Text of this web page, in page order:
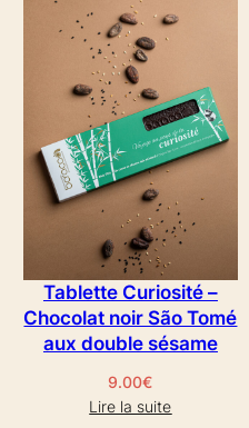
Tablette Curiosité –
Chocolat noir São Tomé
aux double sésame
9.00€
Lire la suite